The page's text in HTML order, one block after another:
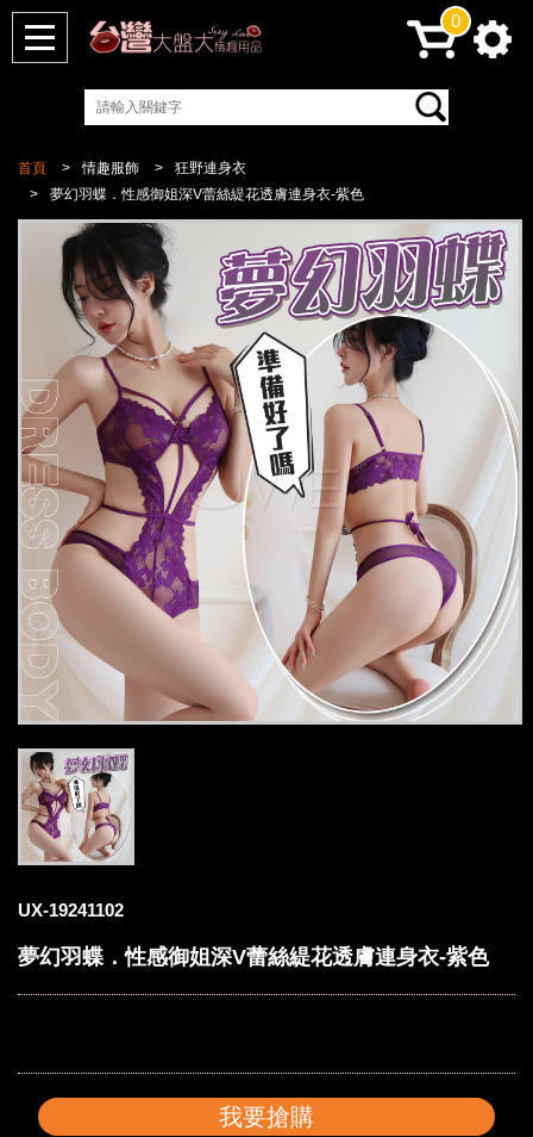
首頁 情趣服飾
狂野連身衣
夢幻羽蝶．性感御姐深V蕾絲緹花透膚連身衣-紫色
UX-19241102
夢幻羽蝶．性感御姐深V蕾絲緹花透膚連身衣-紫色
我要搶購
0